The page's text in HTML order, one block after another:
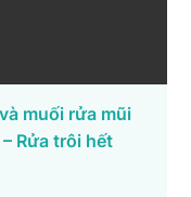
muối rửa mũi
Rửa trôi hết